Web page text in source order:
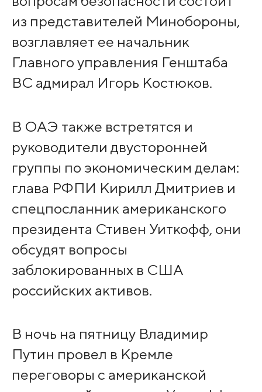
из представителей Минобороны,
возглавляет ее начальник
Главного управления Генштаба
ВС адмирал Игорь Костюков.
В ОАЭ также встретятся и
руководители двусторонней
группы по экономическим делам:
глава РФПИ Кирилл Дмитриев и
спецпосланник американского
президента Стивен Уиткофф, они
обсудят вопросы
заблокированных в США
российских активов.
В ночь на пятницу Владимир
Путин провел в Кремле
переговоры с американской